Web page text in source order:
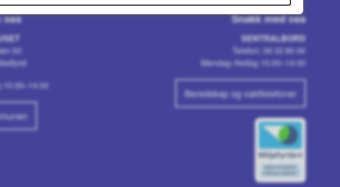
oss
50
10.00–14.00
Snakk med oss
SENTRALBORD
Telefon: 38 32 80 00
Mandag–fredag 10.00–14.00
Beredskap og vakttelefoner